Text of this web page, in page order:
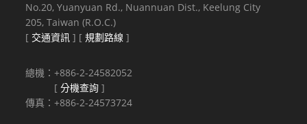
No.20, Yuanyuan Rd., Nuannuan Dist., Keelung City
205, Taiwan (R.O.C.)
[ 交通資訊 ] [規劃路線 ]
總機：+886-2-24582052
[分機查詢 ]
傳真：+886-2-24573724